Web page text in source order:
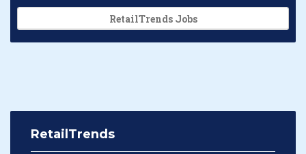
RetailTrends Jobs
RetailTrends